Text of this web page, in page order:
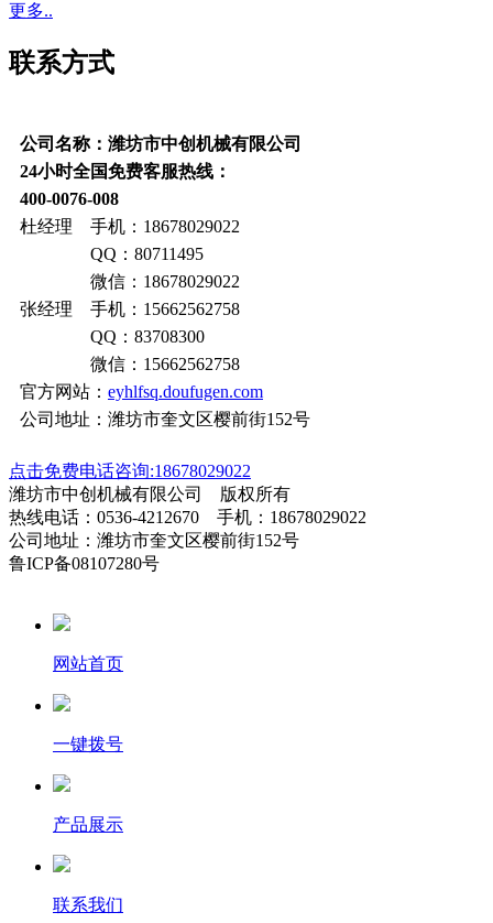
更多..
联系方式
公司名称：潍坊市中创机械有限公司
24小时全国免费客服热线：
400-0076-008
杜经理 手机：18678029022
QQ：80711495
微信：18678029022
张经理 手机：15662562758
QQ：83708300
微信：15662562758
官方网站： eyhlfsq.doufugen.com
公司地址：潍坊市奎文区樱前街152号
点击免费电话咨询:18678029022
潍坊市中创机械有限公司 版权所有
热线电话：0536-4212670 手机：18678029022
公司地址：潍坊市奎文区樱前街152号
鲁ICP备08107280号
网站首页
一键拨号
产品展示
联系我们